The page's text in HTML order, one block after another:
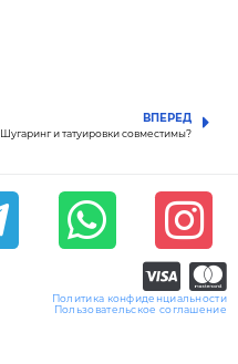
ВПЕРЕД
Шугаринг и татуировки совместимы?
Политика конфиденциальности
Пользовательское соглашение